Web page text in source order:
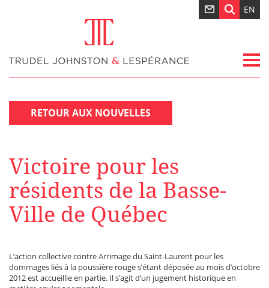
EN
RETOUR AUX NOUVELLES
Victoire pour les
résidents de la Basse-
Ville de Québec
L’action collective contre Arrimage du Saint-Laurent pour les
dommages liés à la poussière rouge s’étant déposée au mois d’octobre
2012 est accueillie en partie. Il s’agit d’un jugement historique en